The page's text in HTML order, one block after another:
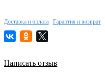
Доставка и оплата Гарантия и возврат
Написать отзыв